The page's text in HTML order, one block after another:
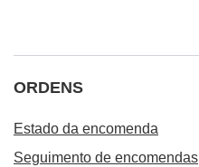
ORDENS
Estado da encomenda
Seguimento de encomendas